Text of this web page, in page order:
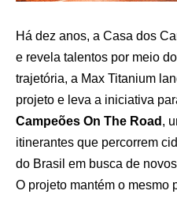
Há dez anos, a Casa dos
e revela talentos por meio
trajetória, a Max Titanium
projeto e leva a iniciativa
Campeões On The Road ,
itinerantes que percorrem
do Brasil em busca de
O projeto mantém o mesmo